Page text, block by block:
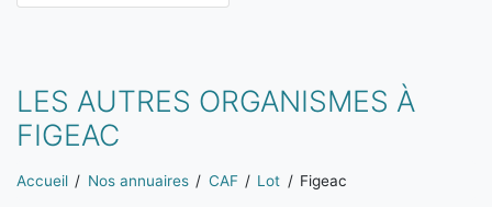
LES AUTRES ORGANISMES À
FIGEAC
Vous êtes ici:
Accueil Nos annuaires CAF Lot Figeac